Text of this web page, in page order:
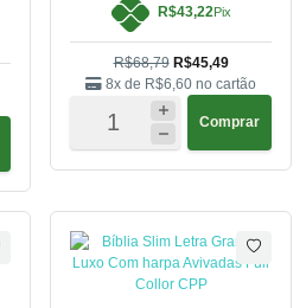
R$43,22Pix
R$68,79 R$45,49
8x de R$6,60 no cartão
Comprar